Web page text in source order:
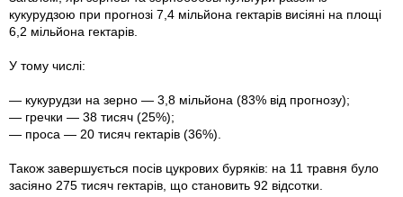
кукурудзою при прогнозі 7,4 мільйона гектарів висіяні на площі
6,2 мільйона гектарів.
У тому числі:
— кукурудзи на зерно — 3,8 мільйона (83% від прогнозу);
— гречки — 38 тисяч (25%);
— проса — 20 тисяч гектарів (36%).
Також завершується посів цукрових буряків: на 11 травня було
засіяно 275 тисяч гектарів, що становить 92 відсотки.